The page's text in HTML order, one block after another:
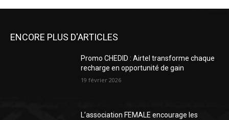
ENCORE PLUS D'ARTICLES
Promo CHEDID : Airtel transforme chaque
recharge en opportunité de gain
19 février 2026
L’association FEMALE encourage les